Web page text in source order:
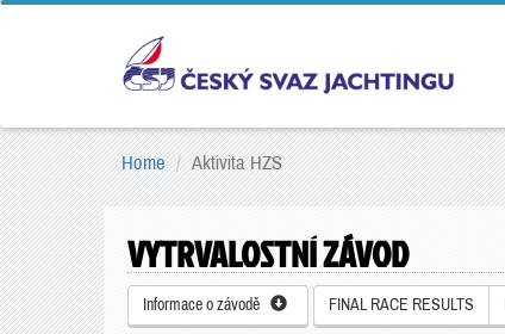
Home Aktivita HZS
VYTRVALOSTNÍ ZÁVOD
Informace o závodě FINAL RACE RESULTS